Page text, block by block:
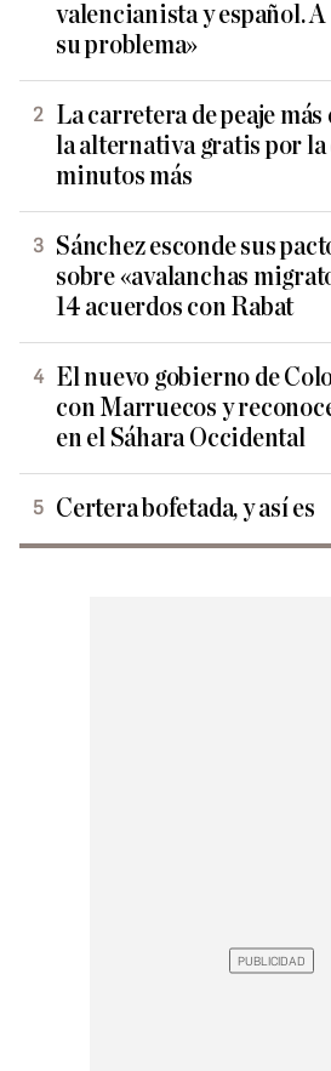
valencianista y español. A
su problema»
La carretera de peaje más
la alternativa gratis por la
minutos más
Sánchez esconde sus
sobre «avalanchas
14 acuerdos con Rabat
El nuevo gobierno de
con Marruecos y
en el Sáhara Occidental
Certera bofetada, y así es